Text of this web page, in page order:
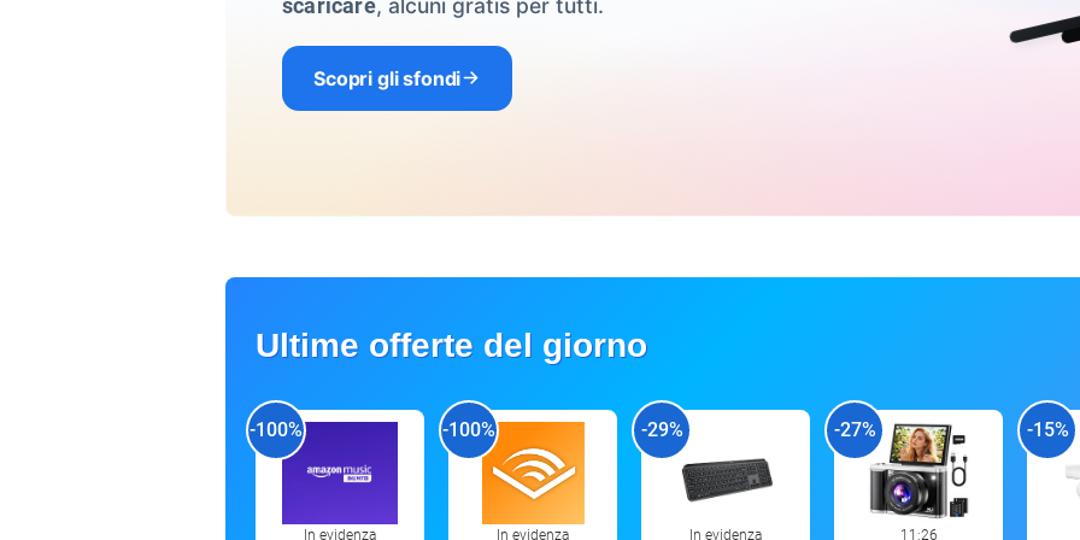
scaricare
Scopri gli sfondi
Ultime offerte del giorno
-100%
In evidenza
-100%
In evidenza
-29%
In evidenza
-27%
11:26
-15%